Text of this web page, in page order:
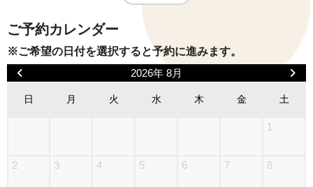
ご予約カレンダー
※ご希望の日付を選択すると予約に進みます。
2026年 8月
日 月 火 水 木 金 土
1
2 3 4 5 6 7 8